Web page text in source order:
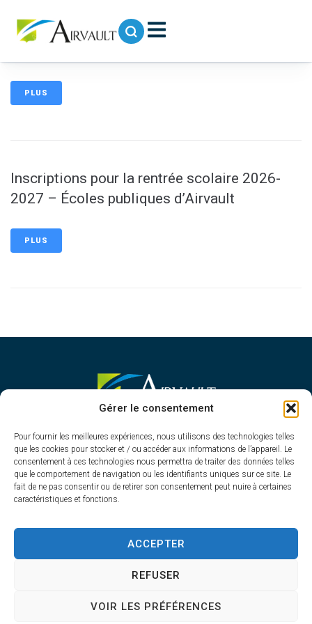
Gérer le consentement
Pour fournir les meilleures expériences, nous utilisons des technologies telles
que les cookies pour stocker et / ou accéder aux informations de l’appareil. Le
consentement à ces technologies nous permettra de traiter des données telles
que le comportement de navigation ou les identifiants uniques sur ce site. Le
fait de ne pas consentir ou de retirer son consentement peut nuire à certaines
caractéristiques et fonctions.
ACCEPTER
REFUSER
VOIR LES PRÉFÉRENCES
Lutte contre la prolifération des frelons
PLUS
Inscriptions pour la rentrée scolaire 2026-
2027 – Écoles publiques d’Airvault
PLUS
MAIRIE D'AIRVAULT
1 Rue Constant Balquet,
79600 Airvault
05 49 64 70 13
Contacter la mairie
Du lundi au vendredi
de 8h30 à 12h30 et de 13h45 à 17h30
AccessibilitéPlan du siteConfidentialité